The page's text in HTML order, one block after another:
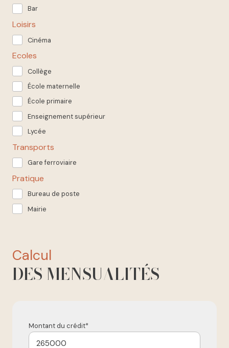
Bar
Loisirs
Cinéma
Ecoles
Collège
École maternelle
École primaire
Enseignement supérieur
Lycée
Transports
Gare ferroviaire
Pratique
Bureau de poste
Mairie
calcul
DES MENSUALITÉS
Montant du crédit*